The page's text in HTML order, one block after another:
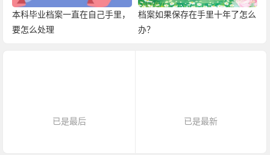
本科毕业档案一直在自己手里，
要怎么处理
档案如果保存在手里十年了怎么
办？
已是最后 已是最新